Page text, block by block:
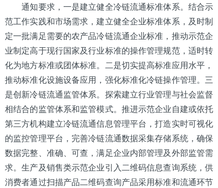
通知要求，一是建立健全冷链流通标准体系。结合示
范工作实践和市场需求，建立健全企业标准体系，及时制
定一批满足需要的农产品冷链流通企业标准，推动示范企
业制定高于现行国家及行业标准的操作管理规范，适时转
化为地方标准或团体标准。二是切实提高标准应用水平，
推动标准化设施设备应用，强化标准化冷链操作管理。三
是创新冷链流通监管体系。探索建立行业管理与社会监督
相结合的监管体系和监管模式。推进示范企业自建或依托
第三方机构建立冷链流通信息管理平台，打造实时可视化
的监控管理平台，完善冷链流通数据采集存储系统，确保
数据完整、准确、可查，满足企业内部管理及外部监管需
求。生产及销售类示范企业引入二维码信息查询系统，供
消费者通过扫描产品二维码查询产品采用标准和流通环节